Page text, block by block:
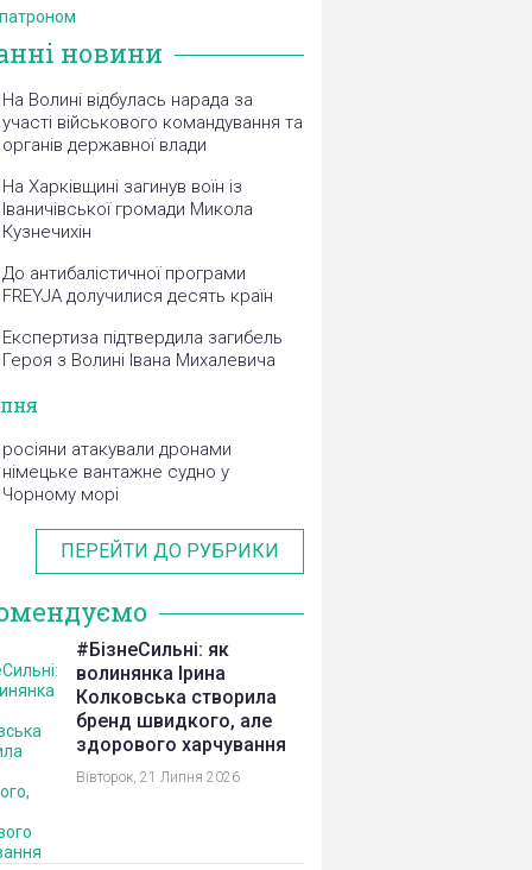
новини
На Волині відбулась нарада за
участі військового командування та
органів державної влади
На Харківщині загинув воїн із
Іваничівської громади Микола
Кузнечихін
До антибалістичної програми
FREYJA долучилися десять країн
Експертиза підтвердила загибель
Героя з Волині Івана Михалевича
росіяни атакували дронами
німецьке вантажне судно у
Чорному морі
ПЕРЕЙТИ ДО РУБРИКИ
#БізнеСильні: як
волинянка Ірина
Колковська створила
бренд швидкого, але
здорового харчування
Вівторок, 21 Липня 2026